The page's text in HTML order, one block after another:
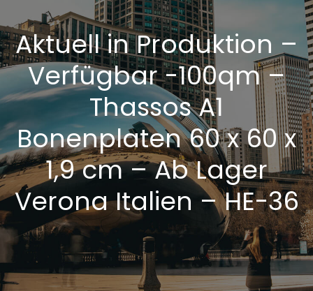
Aktuell in Produktion –
Verfügbar -100qm –
Thassos A1
Bonenplaten 60 x 60 x
1,9 cm – Ab Lager
Verona Italien – HE-36